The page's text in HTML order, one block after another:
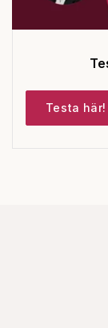
Testa här!